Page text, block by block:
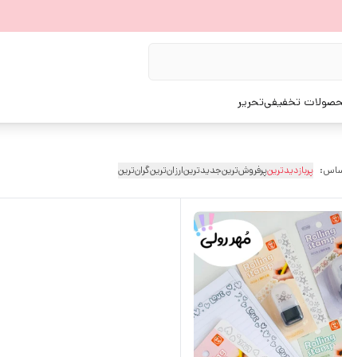
تخفیفیتحریر
پربازدیدترینپرفروش‌ترینجدیدترینارزان‌ترینگران‌ترین